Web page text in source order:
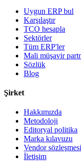
Uygun ERP bul
Karşılaştır
TCO hesapla
Sektörler
Tüm ERP'ler
Mali müşavir
Sözlük
Blog
Şirket
Hakkımızda
Metodoloji
Editoryal politika
Marka kılavuzu
Vendor sözleşmesi
İletişim